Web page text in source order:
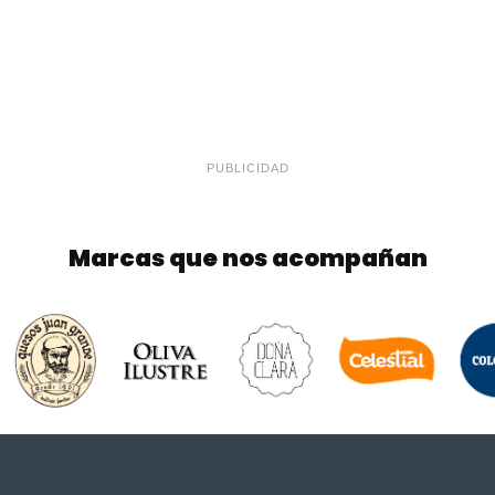
PUBLICIDAD
Marcas que nos acompañan